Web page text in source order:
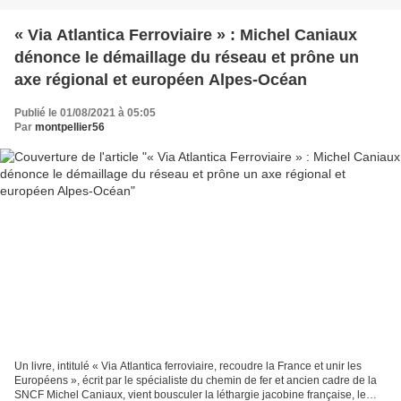
« Via Atlantica Ferroviaire » : Michel Caniaux
dénonce le démaillage du réseau et prône un
axe régional et européen Alpes-Océan
Publié le 01/08/2021 à 05:05
Par montpellier56
Un livre, intitulé « Via Atlantica ferroviaire, recoudre la France et unir les
Européens », écrit par le spécialiste du chemin de fer et ancien cadre de la
SNCF Michel Caniaux, vient bousculer la léthargie jacobine française, le